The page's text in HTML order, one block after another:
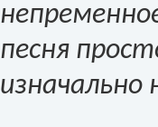
песня
изначально